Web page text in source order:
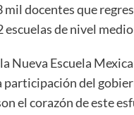
docentes que
escuelas de nivel
Nueva Escuela
participación del
el corazón de este